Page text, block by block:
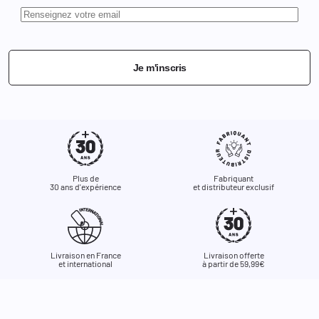
Je m'inscris
Plus de
30 ans d'expérience
Fabriquant
et distributeur exclusif
Livraison en France
et international
Livraison offerte
à partir de 59,99€